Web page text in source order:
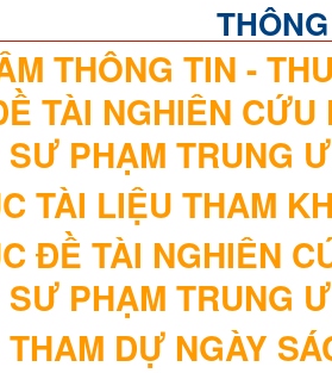
THÔNG TIN -
TÀI NGHIÊN
PHẠM TRUNG
TÀI LIỆU THAM
ĐỀ TÀI NGHIÊN
PHẠM TRUNG
DỰ NGÀY